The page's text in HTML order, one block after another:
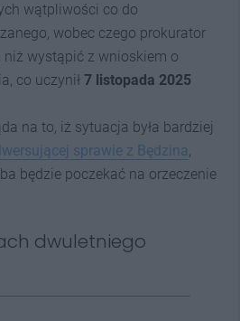
wątpliwości co do
wobec czego prokurator
niż wystąpić z wnioskiem o
co uczynił 7 listopada 2025
na to, iż sytuacja była bardziej
sprawie z Będzina,
będzie poczekać na orzeczenie
dwuletniego